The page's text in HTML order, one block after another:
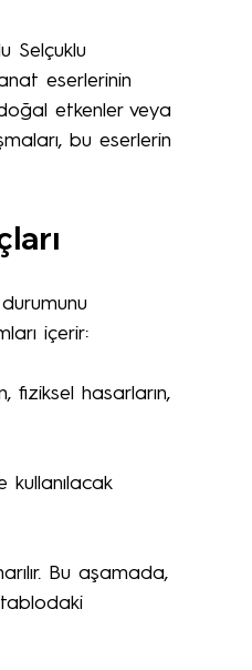
Selçuklu
eserlerinin
etkenler veya
bu eserlerin
içerir:
fiziksel hasarların,
kullanılacak
Bu aşamada,
tablodaki